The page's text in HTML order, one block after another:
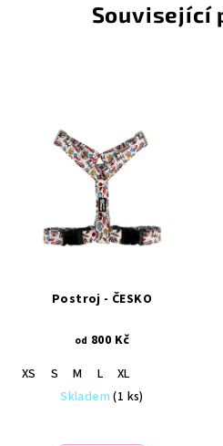
Související
Postroj - ČESKO
od 800 Kč
XS
S M L
XL
Skladem(1 ks)